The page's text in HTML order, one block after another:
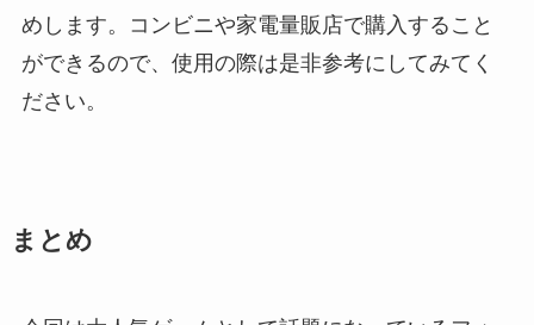
めします。コンビニや家電量販店で購入すること
ができるので、使用の際は是非参考にしてみてく
ださい。
まとめ